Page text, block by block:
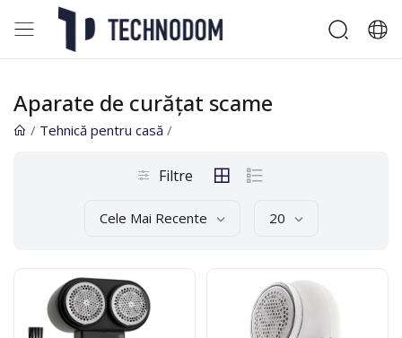
Aparate de curăţat scame
/ Tehnică pentru casă /
Filtre
Cele Mai Recente 20